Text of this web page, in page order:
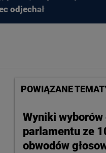
odjechał
POWIĄZANE
Wyniki wyborów
parlamentu ze
obwodów